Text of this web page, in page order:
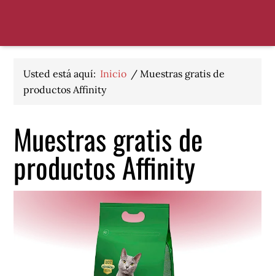
navegación
principal
de
Usted está aquí: Inicio / Muestras gratis de
productos Affinity
Muestras gratis de
productos Affinity